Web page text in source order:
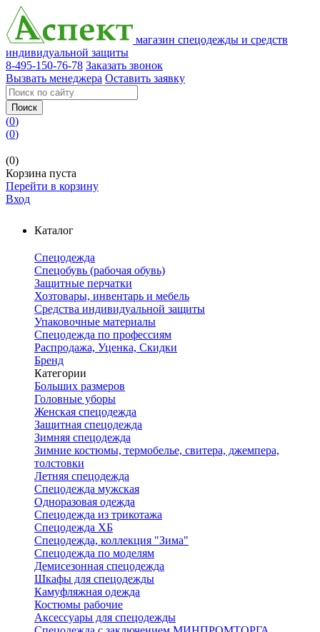
магазин спецодежды и средств
индивидуальной защиты
8-495-150-76-78 Заказать звонок
Вызвать менеджера Оставить заявку
Поиск
(0)
(0)
(0)
Корзина пуста
Перейти в корзину
Вход
Каталог
Спецодежда
Спецобувь (рабочая обувь)
Защитные перчатки
Хозтовары, инвентарь и мебель
Средства индивидуальной защиты
Упаковочные материалы
Спецодежда по профессиям
Распродажа, Уценка, Скидки
Бренд
Категории
Больших размеров
Головные уборы
Женская спецодежда
Защитная спецодежда
Зимняя спецодежда
Зимние костюмы, термобелье, свитера, джемпера,
толстовки
Летняя спецодежда
Спецодежда мужская
Одноразовая одежда
Спецодежда из трикотажа
Спецодежда ХБ
Спецодежда, коллекция "Зима"
Спецодежда по моделям
Демисезонная спецодежда
Шкафы для спецодежды
Камуфляжная одежда
Костюмы рабочие
Аксессуары для спецодежды